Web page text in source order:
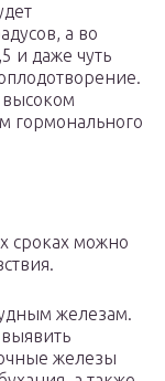
а во
и даже чуть
высоком
гормонального
сроках можно
железам.
железы